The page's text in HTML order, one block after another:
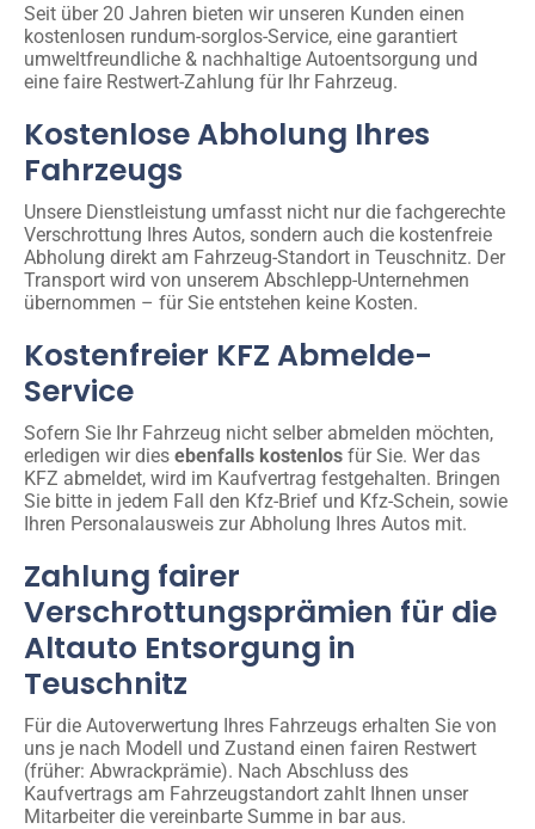
Seit über 20 Jahren bieten wir unseren Kunden einen
kostenlosen rundum-sorglos-Service, eine garantiert
umweltfreundliche & nachhaltige Autoentsorgung und
eine faire Restwert-Zahlung für Ihr Fahrzeug.
Kostenlose Abholung Ihres
Fahrzeugs
Unsere Dienstleistung umfasst nicht nur die fachgerechte
Verschrottung Ihres Autos, sondern auch die kostenfreie
Abholung direkt am Fahrzeug-Standort in Teuschnitz. Der
Transport wird von unserem Abschlepp-Unternehmen
übernommen – für Sie entstehen keine Kosten.
Kostenfreier KFZ Abmelde-
Service
Sofern Sie Ihr Fahrzeug nicht selber abmelden möchten,
erledigen wir dies ebenfalls kostenlos für Sie. Wer das
KFZ abmeldet, wird im Kaufvertrag festgehalten. Bringen
Sie bitte in jedem Fall den Kfz-Brief und Kfz-Schein, sowie
Ihren Personalausweis zur Abholung Ihres Autos mit.
Zahlung fairer
Verschrottungsprämien für die
Altauto Entsorgung in
Teuschnitz
Für die Autoverwertung Ihres Fahrzeugs erhalten Sie von
uns je nach Modell und Zustand einen fairen Restwert
(früher: Abwrackprämie). Nach Abschluss des
Kaufvertrags am Fahrzeugstandort zahlt Ihnen unser
Mitarbeiter die vereinbarte Summe in bar aus.